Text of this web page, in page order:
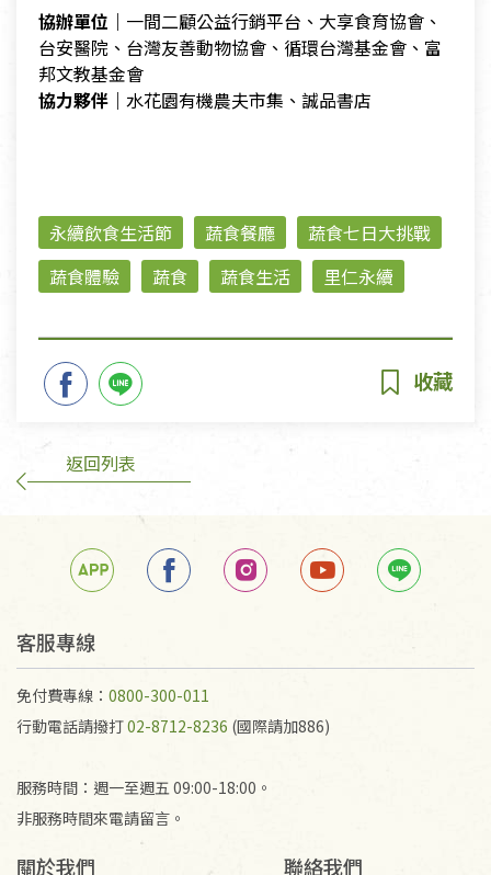
協辦單位｜ 一間二顧公益行銷平台、大享食育協會、
台安醫院、台灣友善動物協會、循環台灣基金會、富
邦文教基金會
協力夥伴｜ 水花園有機農夫市集、誠品書店
永續飲食生活節 蔬食餐廳
蔬食七日大挑戰
蔬食體驗
蔬食 蔬食生活 里仁永續
返回列表
客服專線
免付費專線： 0800-300-011
行動電話請撥打02-8712-8236 (國際請加886)
服務時間：週一至週五 09:00-18:00。
非服務時間來電請留言。
關於我們 聯絡我們